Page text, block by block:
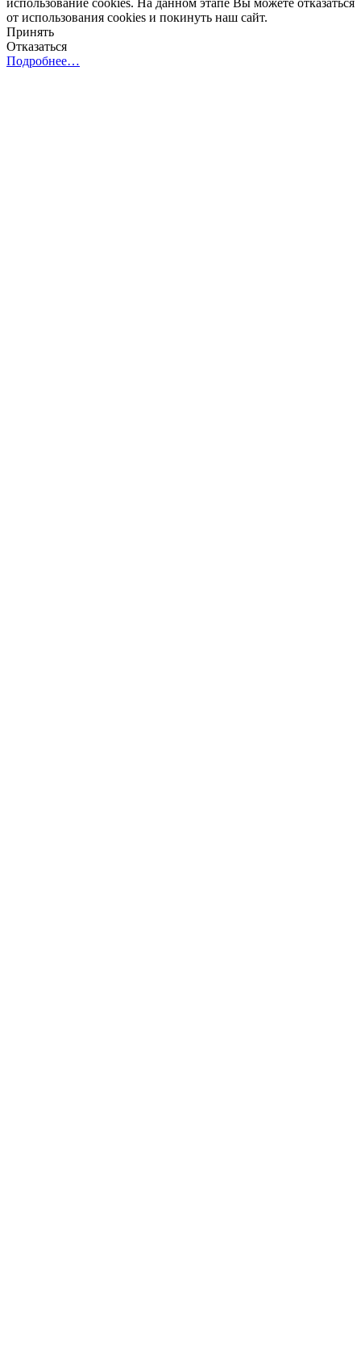
от использования cookies и покинуть наш сайт.
Принять
Отказаться
Подробнее…